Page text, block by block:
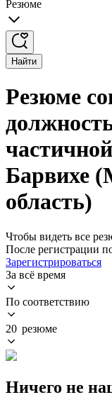
Резюме
Найти
Резюме
Барвихе
область)
Чтобы видеть все
После регистрации
Зарегистрироваться
За всё время
По соответствию
20 резюме
Ничего не